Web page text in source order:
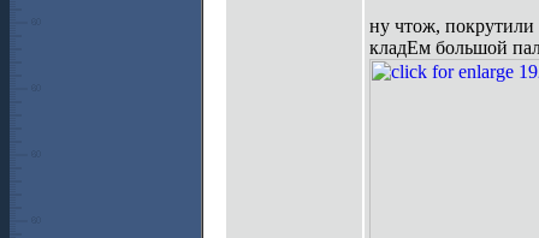
ну чтож, покрутили
кладЕм большой